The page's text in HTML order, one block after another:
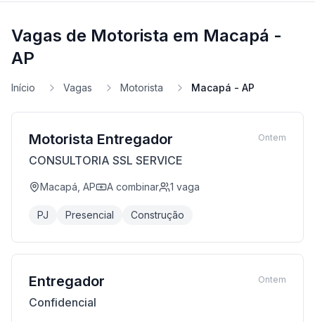
Vagas de Motorista em Macapá -
AP
Início Vagas Motorista Macapá - AP
Motorista Entregador
CONSULTORIA SSL SERVICE
Macapá, AP A combinar 1 vaga
PJ Presencial Construção
Ontem
Entregador
Confidencial
Ontem